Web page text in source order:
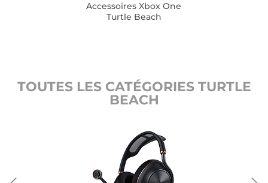
Accessoires Xbox One
Turtle Beach
TOUTES LES CATÉGORIES TURTLE
BEACH